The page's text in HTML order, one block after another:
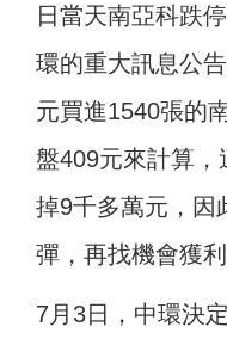
日當天南亞科跌
環的重大訊息公
元買進1540張的
盤409元來計算
掉9千多萬元，因
彈，再找機會獲利
7月3日，中環決